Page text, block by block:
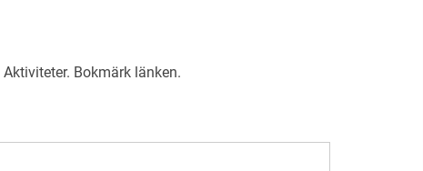
Aktiviteter. Bokmärk länken.